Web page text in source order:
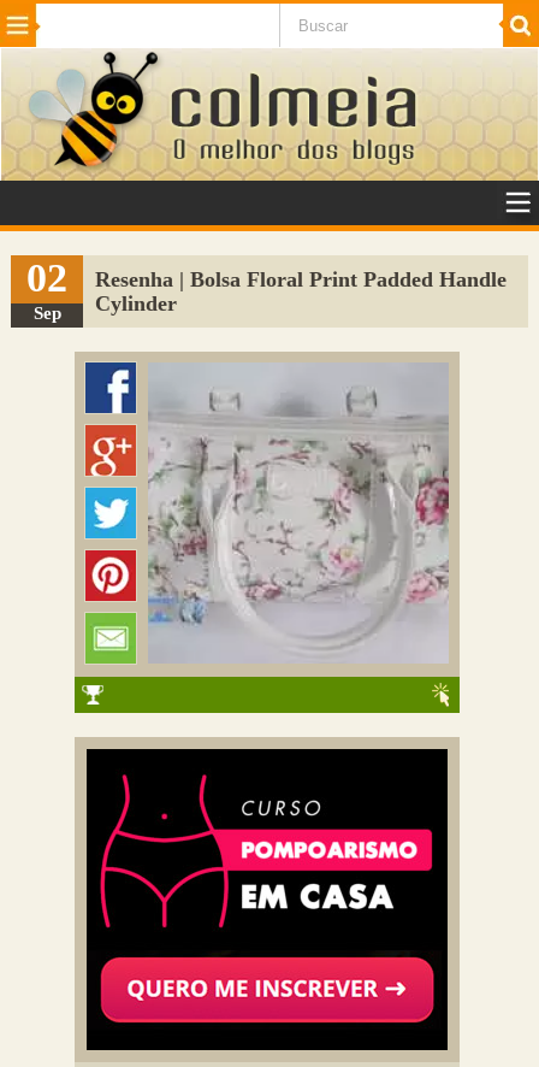
Beleza Cinema e TV
Internet Jogos NotÃ­cias SaÃºde
VeÃ­culos Adulto
Sugerir Link
Adicionar Blog
Colmeia Exchange
02
Sep
Resenha | Bolsa Floral Print Padded Handle
Cylinder